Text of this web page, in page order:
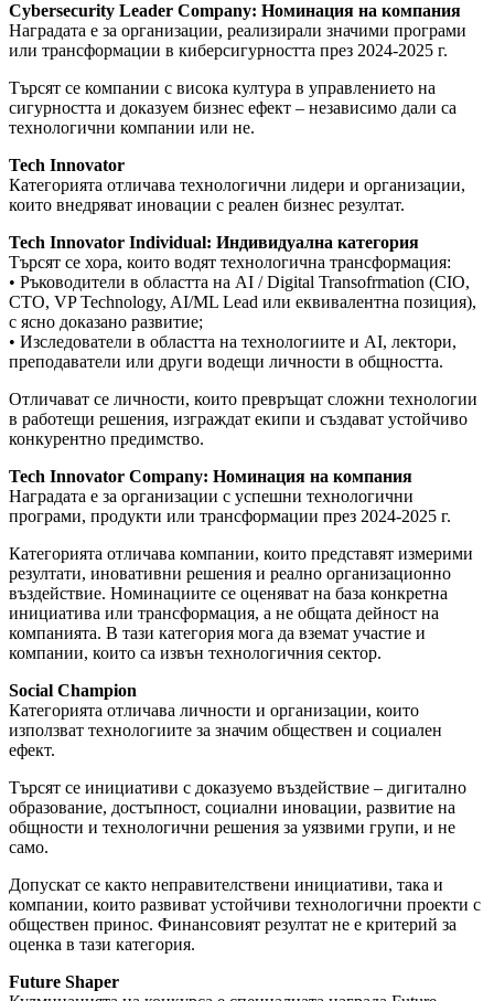
Cybersecurity Leader Company: Номинация на компания
Наградата е за организации, реализирали значими програми
или трансформации в киберсигурността през 2024-2025 г.
Търсят се компании с висока култура в управлението на
сигурността и доказуем бизнес ефект – независимо дали са
технологични компании или не.
Tech Innovator
Категорията отличава технологични лидери и организации,
които внедряват иновации с реален бизнес резултат.
Tech Innovator Individual: Индивидуална категория
Търсят се хора, които водят технологична трансформация:
• Ръководители в областта на AI / Digital Transofrmation (CIO,
CTO, VP Technology, AI/ML Lead или еквивалентна позиция),
с ясно доказано развитие;
• Изследователи в областта на технологиите и AI, лектори,
преподаватели или други водещи личности в общността.
Отличават се личности, които превръщат сложни технологии
в работещи решения, изграждат екипи и създават устойчиво
конкурентно предимство.
Tech Innovator Company: Номинация на компания
Наградата е за организации с успешни технологични
програми, продукти или трансформации през 2024-2025 г.
Категорията отличава компании, които представят измерими
резултати, иновативни решения и реално организационно
въздействие. Номинациите се оценяват на база конкретна
инициатива или трансформация, а не общата дейност на
компанията. В тази категория мога да вземат участие и
компании, които са извън технологичния сектор.
Social Champion
Категорията отличава личности и организации, които
използват технологиите за значим обществен и социален
ефект.
Търсят се инициативи с доказуемо въздействие – дигитално
образование, достъпност, социални иновации, развитие на
общности и технологични решения за уязвими групи, и не
само.
Допускат се както неправителствени инициативи, така и
компании, които развиват устойчиви технологични проекти с
обществен принос. Финансовият резултат не е критерий за
оценка в тази категория.
Future Shaper